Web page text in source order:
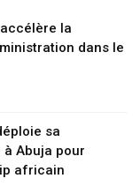
accélère la
dans le
sa
Abuja pour
africain